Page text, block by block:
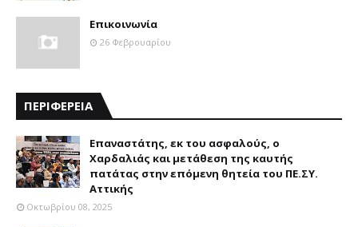
Επικοινωνία
26 Φεβρουαρίου
ΠΕΡΙΦΕΡΕΙΑ
Επαναστάτης, εκ του ασφαλούς, ο
Χαρδαλιάς και μετάθεση της καυτής
πατάτας στην επόμενη θητεία του ΠΕ.ΣΥ.
Αττικής
Οκτωβρίου 08, 2025